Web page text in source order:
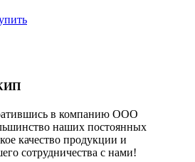
в компанию ООО
наших постоянных
качество продукции и
сотрудничества с нами!